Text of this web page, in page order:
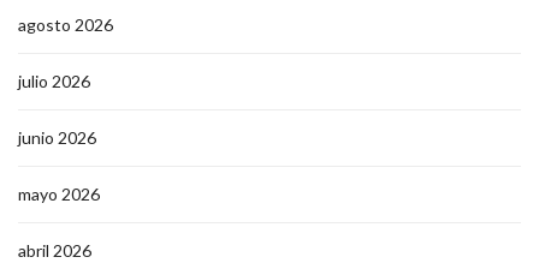
agosto 2026
julio 2026
junio 2026
mayo 2026
abril 2026